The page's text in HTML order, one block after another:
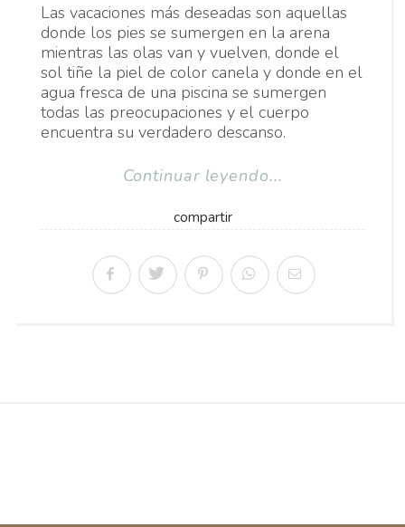
Las vacaciones más deseadas son aquellas
donde los pies se sumergen en la arena
mientras las olas van y vuelven, donde el
sol tiñe la piel de color canela y donde en el
agua fresca de una piscina se sumergen
todas las preocupaciones y el cuerpo
encuentra su verdadero descanso.
Continuar leyendo...
compartir